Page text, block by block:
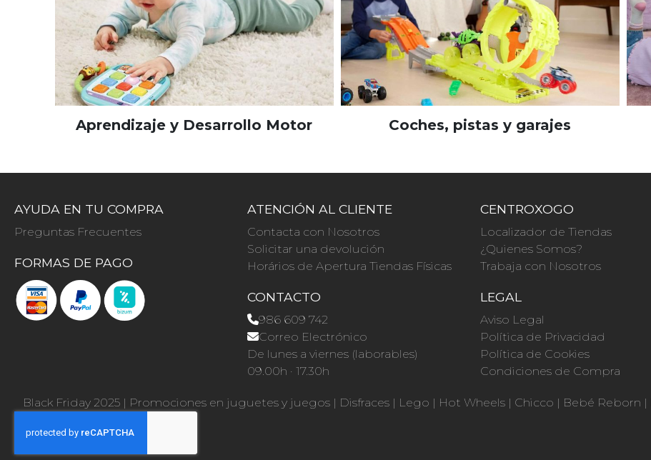
Aprendizaje y Desarrollo Motor Coches, pistas y garajes
AYUDA EN TU COMPRA
Preguntas Frecuentes
FORMAS DE PAGO
ATENCIÓN AL CLIENTE
Contacta con Nosotros
Solicitar una devolución
Horários de Apertura Tiendas Físicas
CONTACTO
986 609 742
Correo Electrónico
De lunes a viernes (laborables)
09.00h · 17.30h
CENTROXOGO
Localizador de Tiendas
¿Quienes Somos?
Trabaja con Nosotros
LEGAL
Aviso Legal
Política de Privacidad
Política de Cookies
Condiciones de Compra
Black Friday 2025 | Promociones en juguetes y juegos | Disfraces | Lego | Hot Wheels | Chicco | Bebé Reborn |